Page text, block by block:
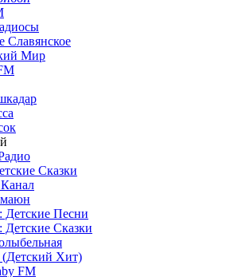
Славянское
Мир
Сказки
Детские Песни
Детские Сказки
Хит)
FM